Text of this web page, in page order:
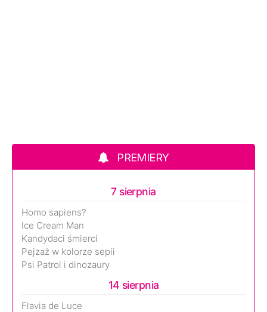
PREMIERY
7 sierpnia
Homo sapiens?
Ice Cream Man
Kandydaci śmierci
Pejzaż w kolorze sepii
Psi Patrol i dinozaury
14 sierpnia
Flavia de Luce